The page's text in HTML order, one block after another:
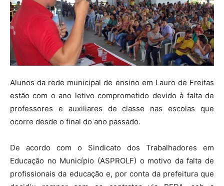
Alunos da rede municipal de ensino em Lauro de Freitas
estão com o ano letivo comprometido devido à falta de
professores e auxiliares de classe nas escolas que
ocorre desde o final do ano passado.
De acordo com o Sindicato dos Trabalhadores em
Educação no Município (ASPROLF) o motivo da falta de
profissionais da educação e, por conta da prefeitura que